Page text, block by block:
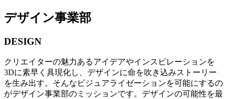
デザイン事業部
DESIGN
クリエイターの魅力あるアイデアやインスピレーションを
3Dに素早く具現化し、デザインに命を吹き込みストーリー
を生み出す。そんなビジュアライゼーションを可能にするの
がデザイン事業部のミッションです。デザインの可能性を最